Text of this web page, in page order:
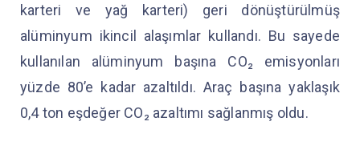
karteri ve yağ karteri) geri dönüştürülmüş
alüminyum ikincil alaşımlar kullandı. Bu sayede
kullanılan alüminyum başına CO₂ emisyonları
yüzde 80’e kadar azaltıldı. Araç başına yaklaşık
0,4 ton eşdeğer CO₂ azaltımı sağlanmış oldu.